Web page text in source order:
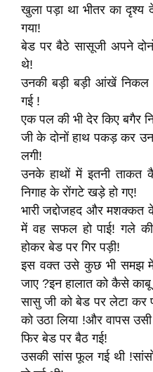
खुला पड़ा था भीतर का
गया!
बेड पर बैठे सासूजी अपने
थे!
उनकी बड़ी बड़ी आंखें निकल
गई !
एक पल की भी देर किए बगैर
जी के दोनों हाथ पकड़ कर
लगी!
उनके हाथों में इतनी
निगाह के रोंगटे खड़े हो गए!
भारी जद्दोजहद और
में वह सफल हो पाई! गले
होकर बेड पर गिर पड़ी!
इस वक्त उसे कुछ भी समझ में
जाए ?इन हालात को कैसे काबू
सासु जी को बेड पर लेटा
को उठा लिया !और वापस
फिर बेड पर बैठ गई!
उसकी सांस फूल गई थी !सांसों